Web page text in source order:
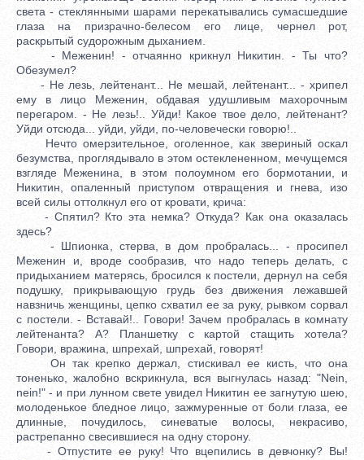
света - стеклянными шарами перекатывались сумасшедшие
глаза на призрачно-белесом его лице, чернел рот,
раскрытый судорожным дыханием.
- Меженин! - отчаянно крикнул Никитин. - Ты что?
Обезумел?
- Не лезь, лейтенант... Не мешай, лейтенант... - хрипел
ему в лицо Меженин, обдавая удушливым махорочным
перегаром. - Не лезь!.. Уйди! Какое твое дело, лейтенант?
Уйди отсюда... уйди, уйди, по-человечески говорю!..
Нечто омерзительное, оголенное, как звериный оскал
безумства, проглядывало в этом остеклененном, мечущемся
взгляде Меженина, в этом полоумном его бормотании, и
Никитин, опаленный приступом отвращения и гнева, изо
всей силы оттолкнул его от кровати, крича:
- Спятил? Кто эта немка? Откуда? Как она оказалась
здесь?
- Шпионка, стерва, в дом пробралась... - просипел
Меженин и, вроде сообразив, что надо теперь делать, с
придыханием матерясь, бросился к постели, дернул на себя
подушку, прикрывающую грудь без движения лежавшей
навзничь женщины, цепко схватил ее за руку, рывком сорвал
с постели. - Вставай!.. Говори! Зачем пробралась в комнату
лейтенанта? А? Планшетку с картой стащить хотела?
Говори, вражина, шпрехай, шпрехай, говорят!
Он так крепко держал, стискивал ее кисть, что она
тоненько, жалобно вскрикнула, вся выгнулась назад: "Nein,
nein!" - и при лунном свете увидел Никитин ее загнутую шею,
молоденькое бледное лицо, зажмуренные от боли глаза, ее
длинные, почудилось, синеватые волосы, некрасиво,
растрепанно свесившиеся на одну сторону.
- Отпустите ее руку! Что вцепились в девчонку? Вы!